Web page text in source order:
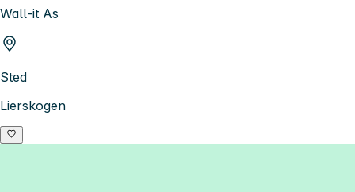
Wall-it As
Sted
Lierskogen